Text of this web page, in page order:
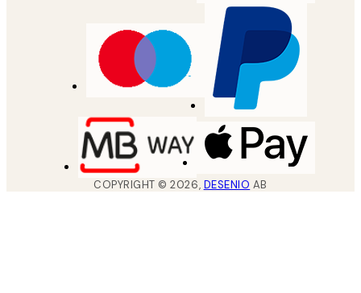
COPYRIGHT ©2026, DESENIO AB